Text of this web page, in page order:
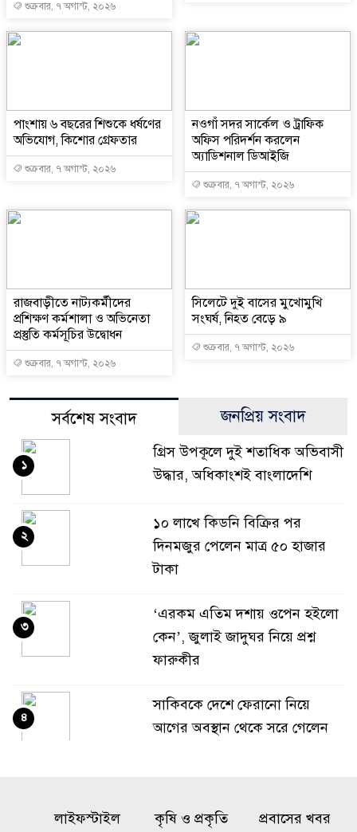
শুক্রবার, ৭ অগাস্ট, ২০২৬
পাংশায় ৬ বছরের শিশুকে ধর্ষণের
অভিযোগ, কিশোর গ্রেফতার
শুক্রবার, ৭ অগাস্ট, ২০২৬
নওগাঁ সদর সার্কেল ও ট্রাফিক
অফিস পরিদর্শন করলেন
অ্যাডিশনাল ডিআইজি
শুক্রবার, ৭ অগাস্ট, ২০২৬
রাজবাড়ীতে নাট্যকর্মীদের
প্রশিক্ষণ কর্মশালা ও অভিনেতা
প্রস্তুতি কর্মসূচির উদ্বোধন
শুক্রবার, ৭ অগাস্ট, ২০২৬
সিলেটে দুই বাসের মুখোমুখি
সংঘর্ষ, নিহত বেড়ে ৯
শুক্রবার, ৭ অগাস্ট, ২০২৬
সর্বশেষ সংবাদ জনপ্রিয় সংবাদ
গ্রিস উপকূলে দুই শতাধিক অভিবাসী
উদ্ধার, অধিকাংশই বাংলাদেশি
১
১০ লাখে কিডনি বিক্রির পর
দিনমজুর পেলেন মাত্র ৫০ হাজার
টাকা
২
‘এরকম এতিম দশায় ওপেন হইলো
কেন’, জুলাই জাদুঘর নিয়ে প্রশ্ন
ফারুকীর
৩
সাকিবকে দেশে ফেরানো নিয়ে
আগের অবস্থান থেকে সরে গেলেন
৪
অপপ্রচারের বিরুদ্ধে সতর্ক করল
লাইফস্টাইল কৃষি ও প্রকৃতি
প্রবাসের খবর